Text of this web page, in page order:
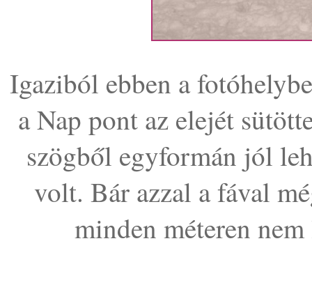
Igaziból ebben a
a Nap pont az elejét
szögből egyformán jól
volt. Bár azzal a fával
minden méteren